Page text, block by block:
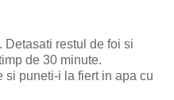
Detasati restul de foi si
de 30 minute.
si puneti-i la fiert in apa cu